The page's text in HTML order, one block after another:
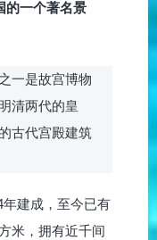
的一个著名景
一是故宫博物
清两代的皇
古代宫殿建筑
建成，至今已有
米，拥有近千间